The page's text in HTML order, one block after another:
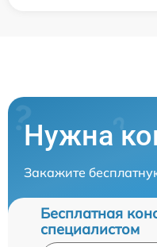
Нужна
Закажите
Бесплатная
специалистом